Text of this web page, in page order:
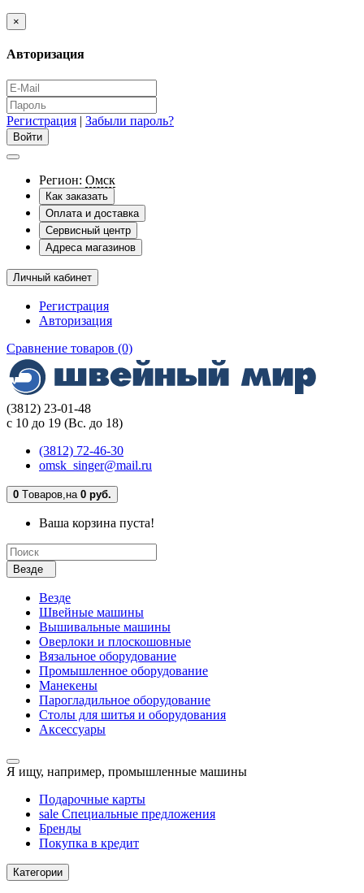
×
Авторизация
Регистрация | Забыли пароль?
Регион: Омск
Как заказать
Оплата и доставка
Сервисный центр
Адреса магазинов
Личный кабинет
Регистрация
Авторизация
Сравнение товаров (0)
(3812) 23-01-48
с 10 до 19 (Вс. до 18)
(3812) 72-46-30
omsk_singer@mail.ru
0 Tоваров,на 0 руб.
Ваша корзина пуста!
Везде
Везде
Швейные машины
Вышивальные машины
Оверлоки и плоскошовные
Вязальное оборудование
Промышленное оборудование
Манекены
Парогладильное оборудование
Столы для шитья и оборудования
Аксессуары
Я ищу, например, промышленные машины
Подарочные карты
sale Специальные предложения
Бренды
Покупка в кредит
Категории